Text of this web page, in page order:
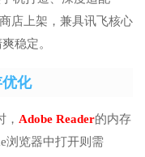
店上架，兼具讯飞核心
稳定。
化
， Adobe Reader的内存
浏览器中打开则需